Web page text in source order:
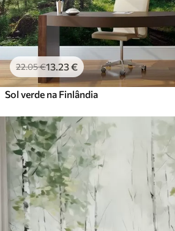
22.05€13 .23€
Sol verde na Finlândia